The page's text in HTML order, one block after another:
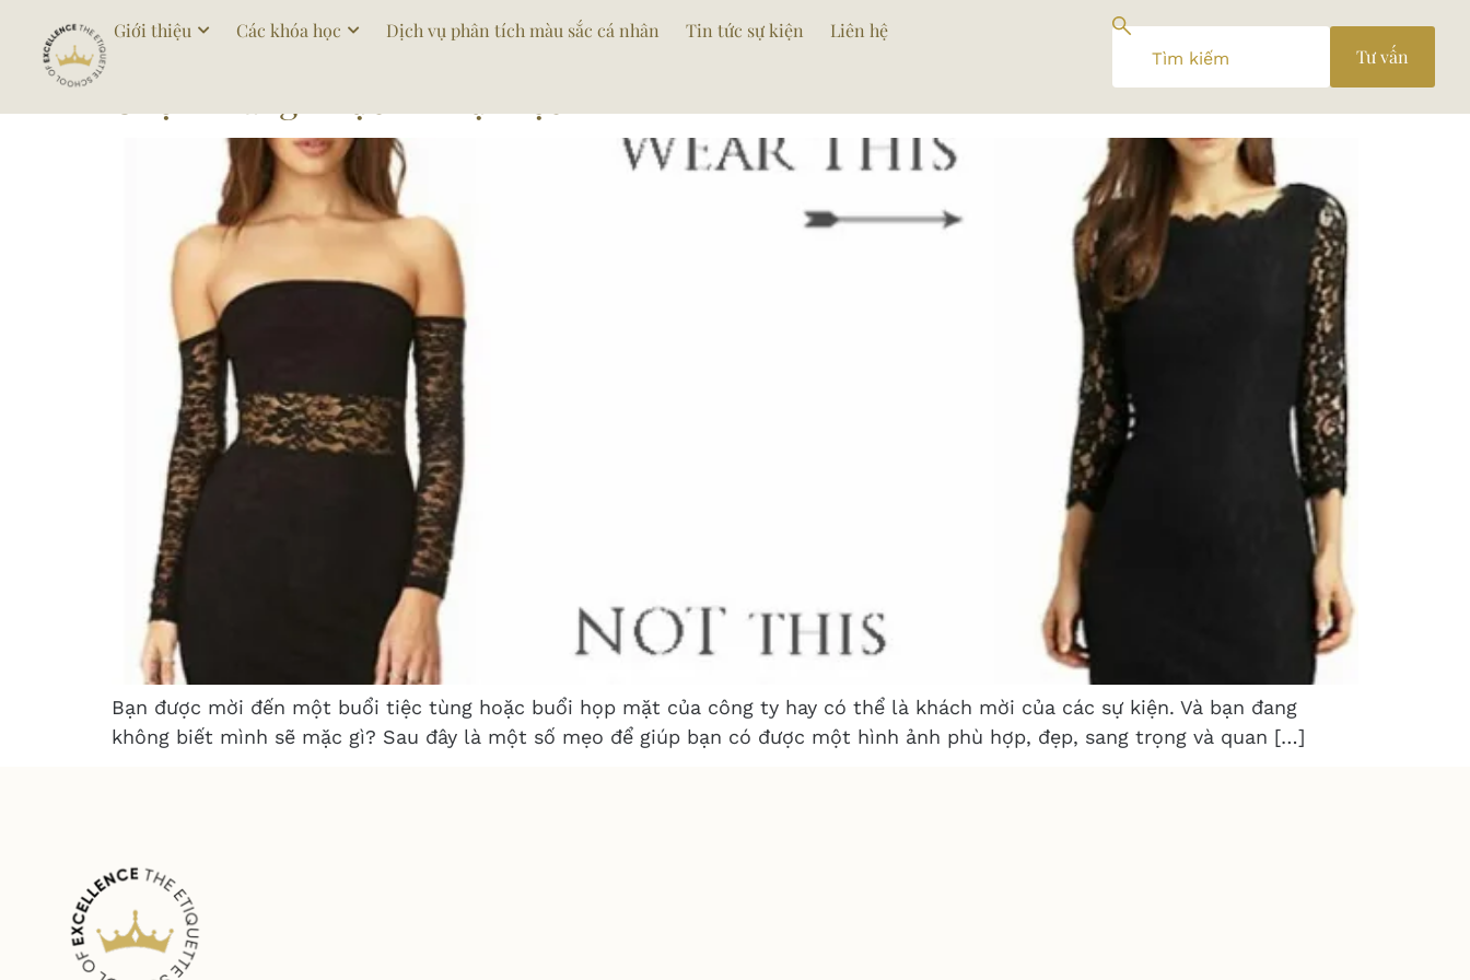
Giới thiệu Các khóa học Dịch vụ phân tích màu sắc cá nhân Tin tức sự kiện
Liên hệ
Tư vấn
Tag:phongcachdutiec
Bạn được mời đến một buổi tiệc tùng hoặc buổi họp mặt của công ty hay có thể là khách mời của các sự kiện. Và bạn đang
không biết mình sẽ mặc gì? Sau đây là một số mẹo để giúp bạn có được một hình ảnh phù hợp, đẹp, sang trọng và quan […]